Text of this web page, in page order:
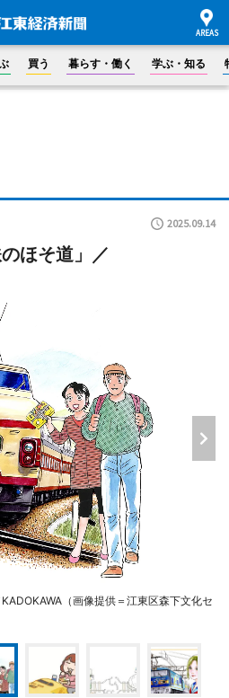
買う 暮らす・働く 学ぶ・知る
2025.09.14
ほそ道」／
（画像提供＝江東区森下文化セ